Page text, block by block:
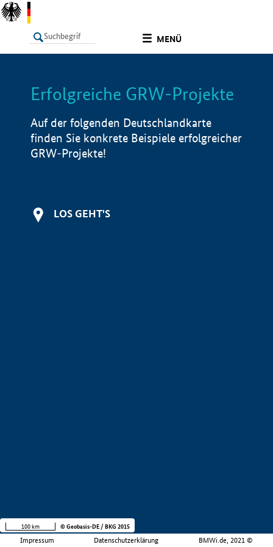
MENÜ
LISTE Info
Erfolgreiche GRW-Projekte
Auf der folgenden Deutschlandkarte
finden Sie konkrete Beispiele erfolgreicher
GRW-Projekte!
LOS GEHT'S
Impressum Datenschutzerklärung BMWi.de, 2021 ©
100 km © Geobasis-DE / BKG 2015